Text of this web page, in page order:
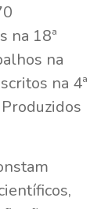
na 18ª
na
na 4ª